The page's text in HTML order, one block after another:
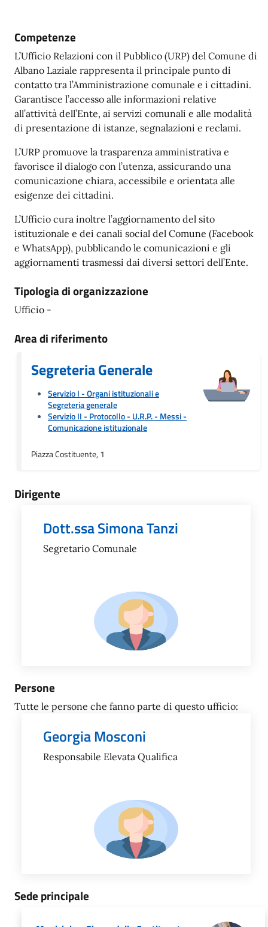
Competenze
L’Ufficio Relazioni con il Pubblico (URP) del Comune di
Albano Laziale rappresenta il principale punto di
contatto tra l’Amministrazione comunale e i cittadini.
Garantisce l’accesso alle informazioni relative
all’attività dell’Ente, ai servizi comunali e alle modalità
di presentazione di istanze, segnalazioni e reclami.
L’URP promuove la trasparenza amministrativa e
favorisce il dialogo con l’utenza, assicurando una
comunicazione chiara, accessibile e orientata alle
esigenze dei cittadini.
L’Ufficio cura inoltre l’aggiornamento del sito
istituzionale e dei canali social del Comune (Facebook
e WhatsApp), pubblicando le comunicazioni e gli
aggiornamenti trasmessi dai diversi settori dell’Ente.
Tipologia di organizzazione
Ufficio -
Area di riferimento
Segreteria Generale
Servizio I - Organi istituzionali e
Segreteria generale
Servizio II - Protocollo - U.R.P. - Messi-
Comunicazione istituzionale
Piazza Costituente, 1
Dirigente
Dott.ssa Simona Tanzi
Segretario Comunale
Persone
Tutte le persone che fanno parte di questo ufficio:
Georgia Mosconi
Responsabile Elevata Qualifica
Sede principale